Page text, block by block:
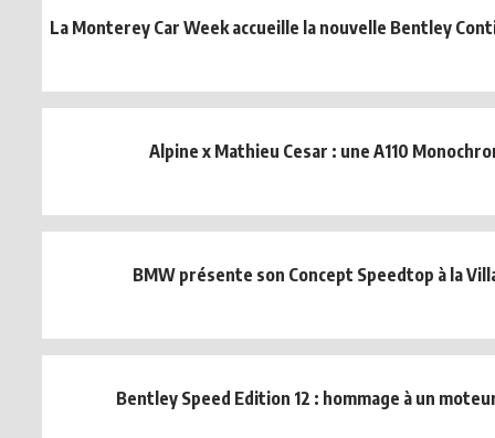
La Monterey Car Week accueille la nouvelle Bentley
Alpine x Mathieu Cesar : une A110
BMW présente son Concept Speedtop à la
Bentley Speed Edition 12 : hommage à un